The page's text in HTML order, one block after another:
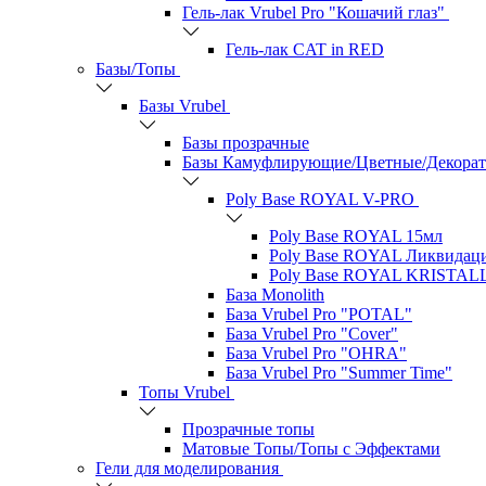
Гель-лак Vrubel Pro "Кошачий глаз"
Гель-лак CAT in RED
Базы/Топы
Базы Vrubel
Базы прозрачные
Базы Камуфлирующие/Цветные/
Poly Base ROYAL V-PRO
Poly Base ROYAL 15мл
Poly Base ROYAL
Poly Base ROYAL
База Monolith
База Vrubel Pro "POTAL"
База Vrubel Pro "Сover"
База Vrubel Pro "OHRA"
База Vrubel Pro "Summer Time"
Топы Vrubel
Прозрачные топы
Матовые Топы/Топы с Эффектами
Гели для моделирования